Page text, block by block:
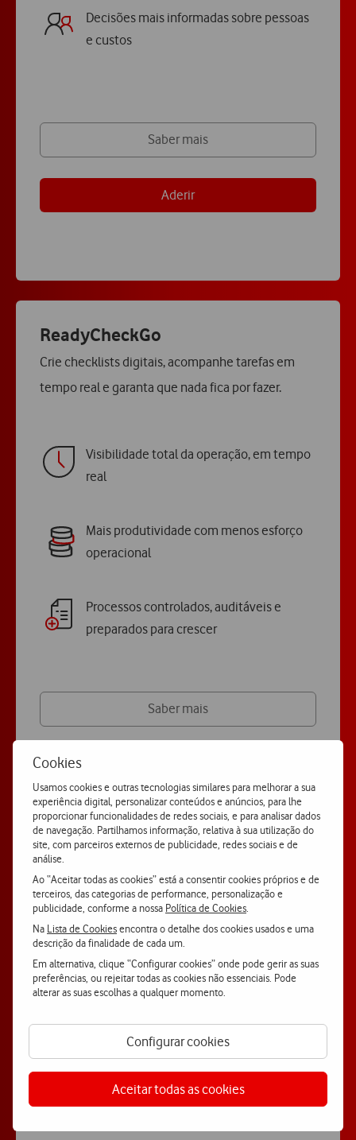
Cookies
Usamos cookies e outras tecnologias similares para melhorar a sua
experiência digital, personalizar conteúdos e anúncios, para lhe
proporcionar funcionalidades de redes sociais, e para analisar dados
de navegação. Partilhamos informação, relativa à sua utilização do
site, com parceiros externos de publicidade, redes sociais e de
análise.
Ao “Aceitar todas as cookies” está a consentir cookies próprios e de
terceiros, das categorias de performance, personalização e
publicidade, conforme a nossa Política de Cookies
Na Lista de Cookiesencontra o detalhe dos cookies usados e uma
descrição da finalidade de cada um.
Em alternativa, clique “Configurar cookies” onde pode gerir as suas
preferências, ou rejeitar todas as cookies não essenciais. Pode
alterar as suas escolhas a qualquer momento.
Configurar cookies
Aceitar todas as cookies
Decisões mais informadas sobre pessoas
e custos
Saber mais
Aderir
ReadyCheckGo
Crie checklists digitais, acompanhe tarefas em
tempo real e garanta que nada fica por fazer.
Visibilidade total da operação, em tempo
real
Mais produtividade com menos esforço
operacional
Processos controlados, auditáveis e
preparados para crescer
Saber mais
Gestão de Frotas
Mais controlo, menos custos e maior segurança na
gestão da sua frota.
Controlo total da frota em tempo real